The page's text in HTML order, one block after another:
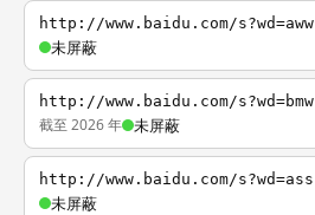
http://www.baidu.com/s?wd=aww
未屏蔽
http://www.baidu.com/s?wd=bmw
截至 2026 年 未屏蔽
http://www.baidu.com/s?wd=ass
未屏蔽